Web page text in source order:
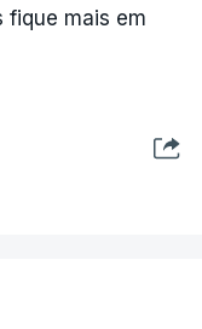
fique mais em